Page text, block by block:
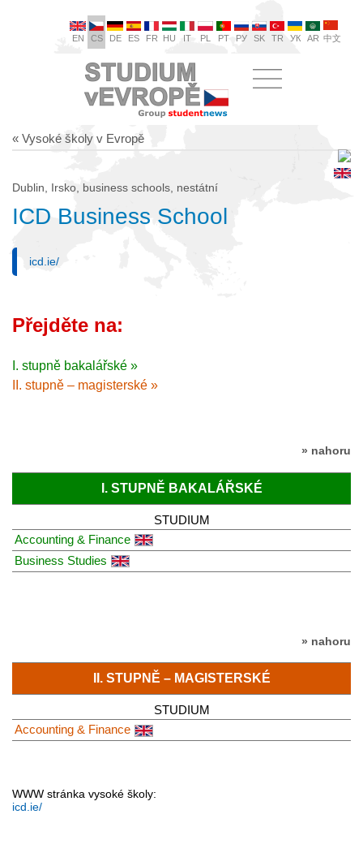
EN CS DE ES FR HU IT PL PT РУ SK TR УК AR 中文
« Vysoké školy v Evropě
Dublin, Irsko, business schools, nestátní
ICD Business School
icd.ie/
Přejděte na:
I. stupně bakalářské »
II. stupně – magisterské »
» nahoru
I. STUPNĚ BAKALÁŘSKÉ
STUDIUM
Accounting & Finance
Business Studies
» nahoru
II. STUPNĚ – MAGISTERSKÉ
STUDIUM
Accounting & Finance
WWW stránka vysoké školy:
icd.ie/